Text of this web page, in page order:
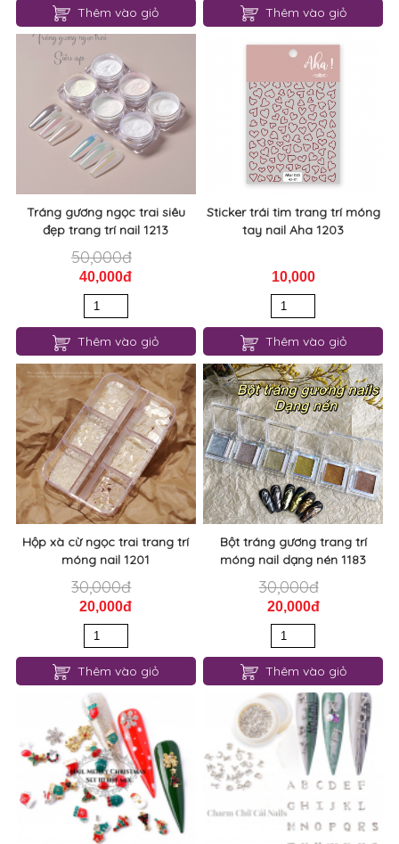
Thêm vào giỏ Thêm vào giỏ
Tráng gương ngọc trai siêu
đẹp trang trí nail 1213
50,000đ
40,000đ
Thêm vào giỏ
Sticker trái tim trang trí móng
tay nail Aha 1203
10,000
Thêm vào giỏ
Hộp xà cừ ngọc trai trang trí
móng nail 1201
30,000đ
20,000đ
Thêm vào giỏ
Bột tráng gương trang trí
móng nail dạng nén 1183
30,000đ
20,000đ
Thêm vào giỏ